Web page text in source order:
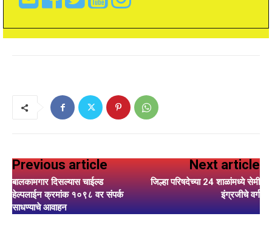
Previous article
बालकामगार दिसल्यास चाईल्ड
हेल्पलाईन क्रमांक १०९८ वर संपर्क
साधण्याचे आवाहन
Next article
जिल्हा परिषदेच्या 24 शाळांमध्ये सेमी
इंग्रजीचे वर्ग